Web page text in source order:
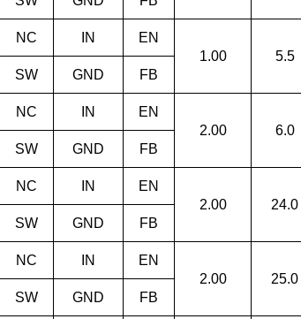
NC IN
EN
1.00
5.5
SW
GND FB
NC IN
EN
2.00
6.0
SW
GND FB
NC IN
EN
2.00
24.0
SW
GND FB
NC IN
EN
2.00
25.0
SW
GND FB